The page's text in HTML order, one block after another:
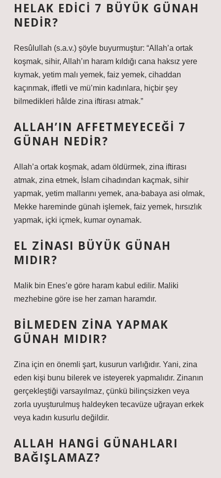
HELAK EDICI 7 BÜYÜK GÜNAH
NEDIR?
Resûlullah (s.a.v.) şöyle buyurmuştur: “Allah’a ortak
koşmak, sihir, Allah’ın haram kıldığı cana haksız yere
kıymak, yetim malı yemek, faiz yemek, cihaddan
kaçınmak, iffetli ve mü’min kadınlara, hiçbir şey
bilmedikleri hâlde zina iftirası atmak.”
ALLAH’IN AFFETMEYECEĞI 7
GÜNAH NEDIR?
Allah’a ortak koşmak, adam öldürmek, zina iftirası
atmak, zina etmek, İslam cihadından kaçmak, sihir
yapmak, yetim mallarını yemek, ana-babaya asi olmak,
Mekke hareminde günah işlemek, faiz yemek, hırsızlık
yapmak, içki içmek, kumar oynamak.
EL ZINASI BÜYÜK GÜNAH
MIDIR?
Malik bin Enes’e göre haram kabul edilir. Maliki
mezhebine göre ise her zaman haramdır.
BILMEDEN ZINA YAPMAK
GÜNAH MIDIR?
Zina için en önemli şart, kusurun varlığıdır. Yani, zina
eden kişi bunu bilerek ve isteyerek yapmalıdır. Zinanın
gerçekleştiği varsayılmaz, çünkü bilinçsizken veya
zorla uyuşturulmuş haldeyken tecavüze uğrayan erkek
veya kadın kusurlu değildir.
ALLAH HANGI GÜNAHLARI
BAĞIŞLAMAZ?